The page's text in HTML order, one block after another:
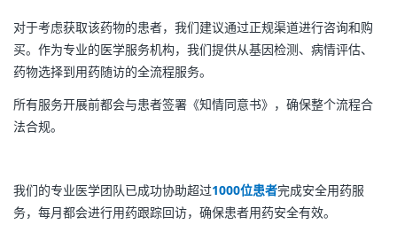
对于考虑获取该药物的患者，我们建议通过正规渠道进行咨询和购
买。作为专业的医学服务机构，我们提供从基因检测、病情评估、
药物选择到用药随访的全流程服务。
所有服务开展前都会与患者签署《知情同意书》，确保整个流程合
法合规。
我们的专业医学团队已成功协助超过1000位患者完成安全用药服
务，每月都会进行用药跟踪回访，确保患者用药安全有效。